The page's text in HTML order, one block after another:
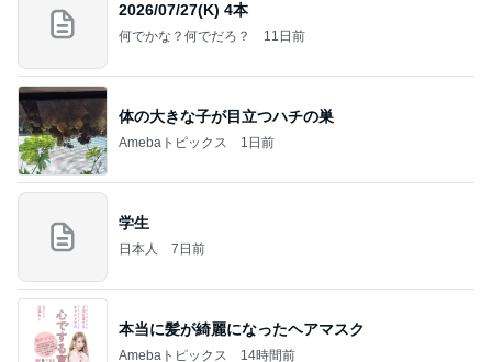
2026/07/27(K) 4本
何でかな？何でだろ？ 11日前
体の大きな子が目立つハチの巣
Amebaトピックス 1日前
学生
日本人 7日前
本当に髪が綺麗になったヘアマスク
Amebaトピックス 14時間前